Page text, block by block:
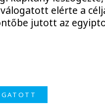
elérte a
jutott az